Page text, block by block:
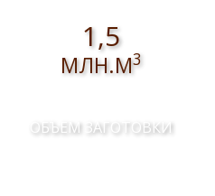
1,5
МЛН.М3
ОБЪЕМ ЗАГОТОВКИ